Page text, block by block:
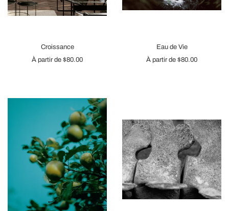
Croissance
À partir de $80.00
Eau de Vie
À partir de $80.00